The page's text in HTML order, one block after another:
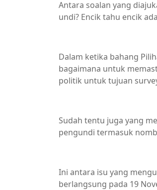
Antara soalan yang
undi? Encik tahu encik
Dalam ketika bahang
bagaimana untuk
politik untuk tujuan
Sudah tentu juga yang
pengundi termasuk
Ini antara isu yang
berlangsung pada 19